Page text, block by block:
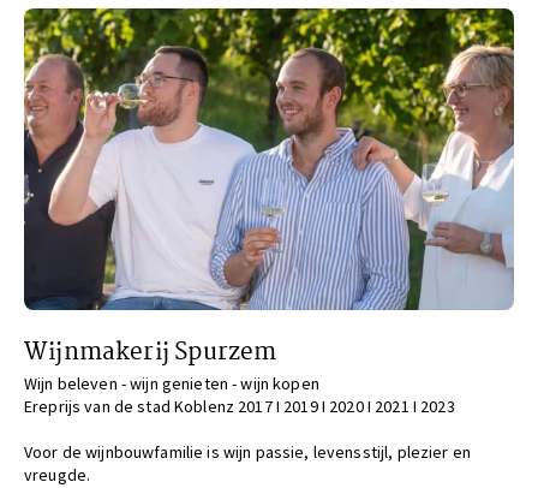
Wijnmakerij Spurzem
Wijn beleven - wijn genieten - wijn kopen
Ereprijs van de stad Koblenz 2017 I 2019 I 2020 I 2021 I 2023
Voor de wijnbouwfamilie is wijn passie, levensstijl, plezier en
vreugde.